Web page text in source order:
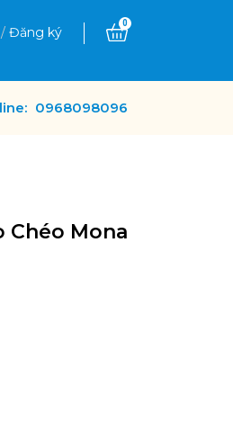
/ Đăng ký
0
0968098096
Chéo Mona